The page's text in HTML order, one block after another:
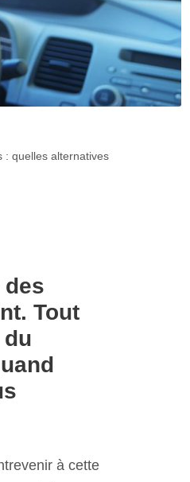
: quelles alternatives
Tout
à cette